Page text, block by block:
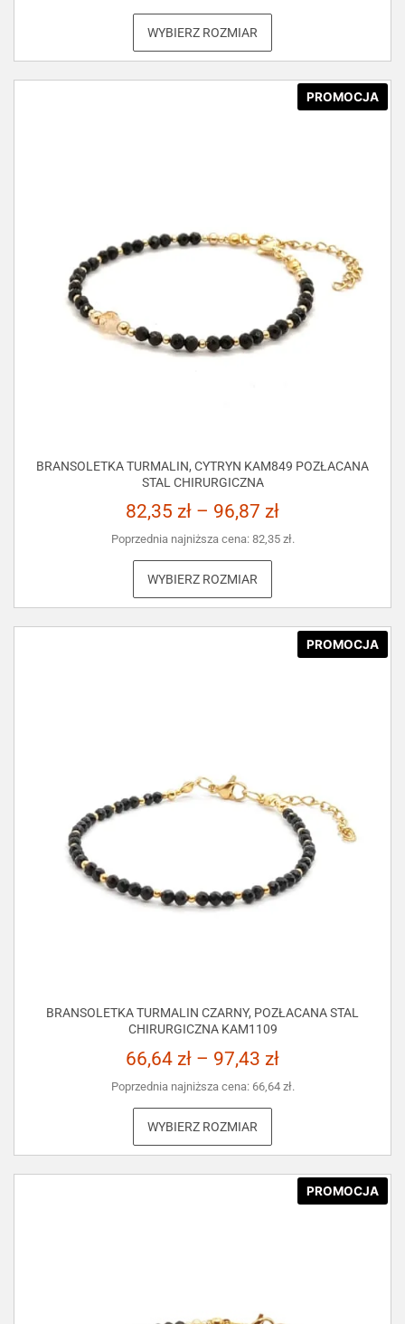
WYBIERZ ROZMIAR
PROMOCJA
BRANSOLETKA TURMALIN, CYTRYN KAM849 POZŁACANA
STAL CHIRURGICZNA
82,35 zł – 96,87 zł
Poprzednia najniższa cena: 82,35 zł.
WYBIERZ ROZMIAR
PROMOCJA
BRANSOLETKA TURMALIN CZARNY, POZŁACANA STAL
CHIRURGICZNA KAM1109
66,64 zł – 97,43 zł
Poprzednia najniższa cena: 66,64 zł.
WYBIERZ ROZMIAR
PROMOCJA